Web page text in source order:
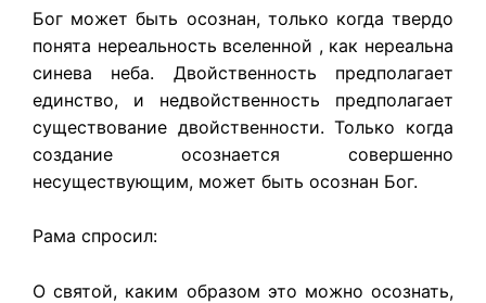
Бог может быть осознан, только когда твердо
понята нереальность вселенной , как нереальна
синева неба. Двойственность предполагает
единство, и недвойственность предполагает
существование двойственности. Только когда
создание осознается совершенно
несуществующим, может быть осознан Бог.
Рама спросил:
О святой, каким образом это можно осознать,